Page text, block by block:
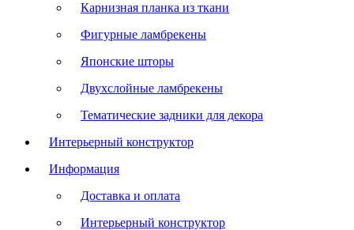
Карнизная планка из ткани
Фигурные ламбрекены
Японские шторы
Двухслойные ламбрекены
Тематические задники для декора
Интерьерный конструктор
Информация
Доставка и оплата
Интерьерный конструктор